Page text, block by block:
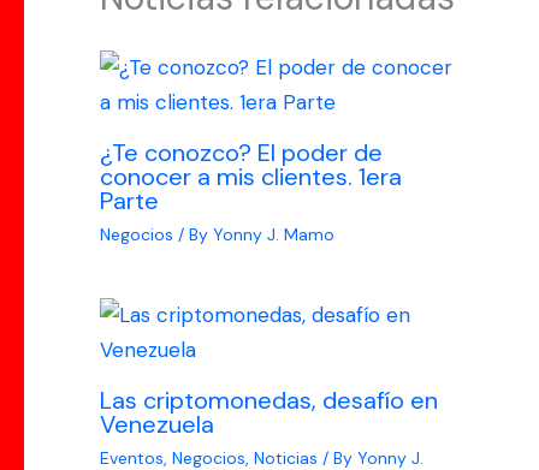
¿Te conozco? El poder de
conocer a mis clientes. 1era
Parte
Negocios / By Yonny J. Mamo
Las criptomonedas, desafío en
Venezuela
Eventos, Negocios, Noticias / By Yonny J.